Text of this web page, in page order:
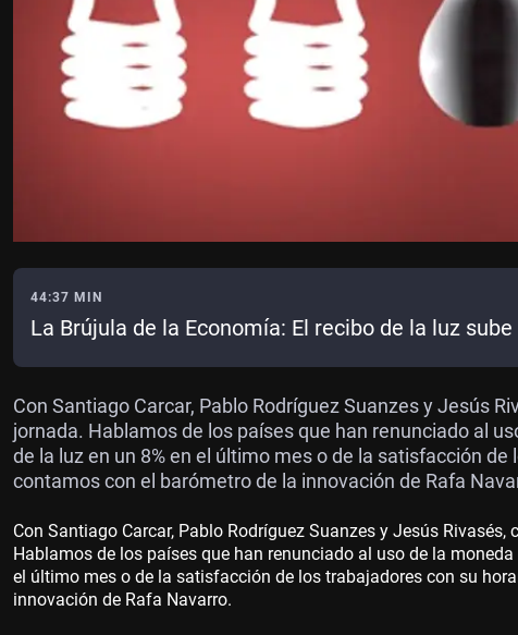
44:37 MIN
La Brújula de la Economía: El recibo de la luz
Con Santiago Carcar, Pablo Rodríguez Suanzes y Jesús
jornada. Hablamos de los países que han renunciado al
de la luz en un 8% en el último mes o de la satisfacción
contamos con el barómetro de la innovación de Rafa
Con Santiago Carcar, Pablo Rodríguez Suanzes y Jesús
Hablamos de los países que han renunciado al uso de la
el último mes o de la satisfacción de los trabajadores con su
innovación de Rafa Navarro.